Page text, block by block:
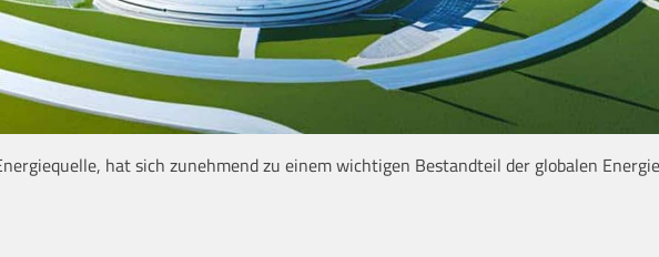
hat sich zunehmend zu einem wichtigen Bestandteil der globalen